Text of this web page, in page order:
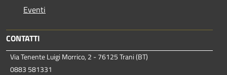
Eventi
CONTATTI
Via Tenente Luigi Morrico, 2 - 76125 Trani (BT)
0883 581331